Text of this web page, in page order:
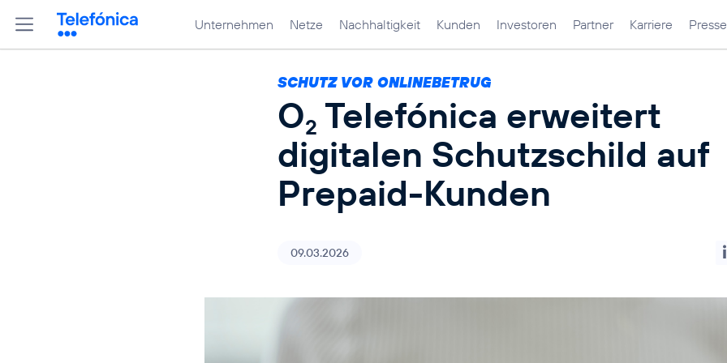
Unternehmen Netze Nachhaltigkeit Kunden Investoren Partner Karriere Presse
SCHUTZ VOR ONLINEBETRUG
O2 Telefónica erweitert
digitalen Schutzschild auf
Prepaid-Kunden
09.03.2026